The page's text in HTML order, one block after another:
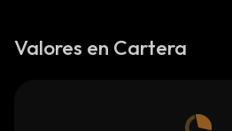
Valores en Cartera